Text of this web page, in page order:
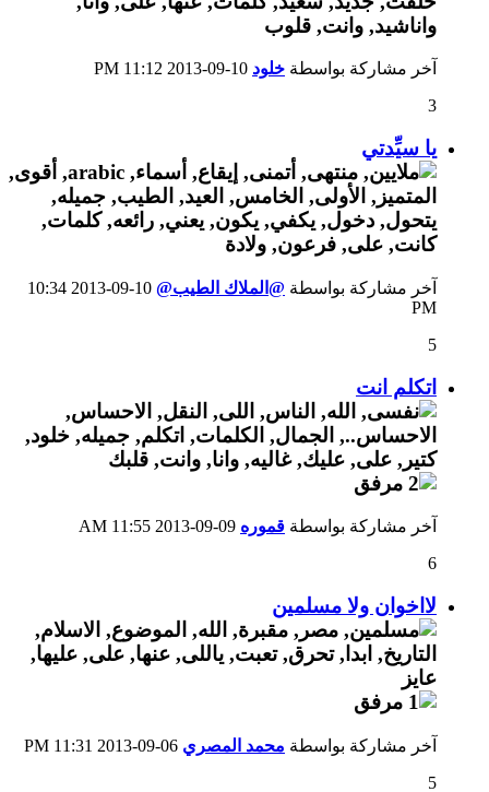
آخر مشاركة بواسطة خلود
11:12 PM
3
يا سيِّدتي
آخر مشاركة بواسطة @الملاك الطيب@
10:34
PM
5
اتكلم انت
آخر مشاركة بواسطة قموره
11:55 AM
6
لااخوان ولا مسلمين
آخر مشاركة بواسطة محمد المصري
11:31 PM
5